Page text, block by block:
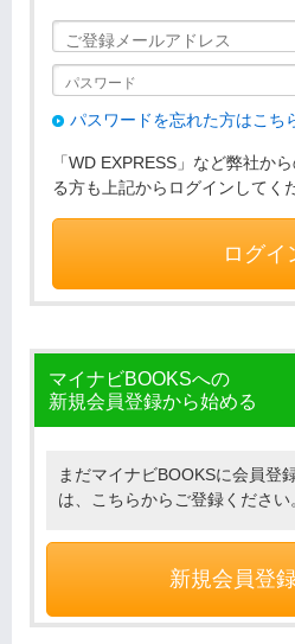
パスワードを忘れた方はこち
「WD EXPRESS」など弊社か
る方も上記からログインしてく
ログイ
マイナビBOOKSへの
新規会員登録から始める
まだマイナビBOOKSに会員登
は、こちらからご登録ください
新規会員登